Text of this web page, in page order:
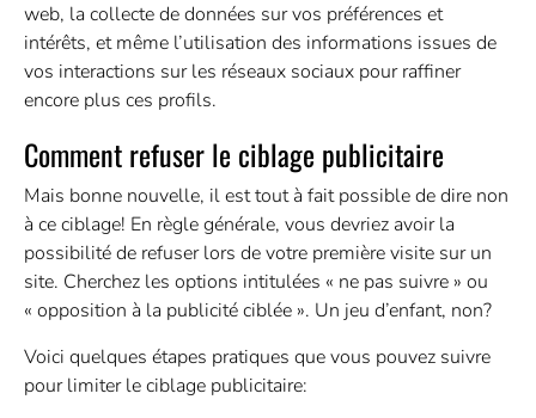
web, la collecte de données sur vos préférences et
intérêts, et même l’utilisation des informations issues de
vos interactions sur les réseaux sociaux pour raffiner
encore plus ces profils.
Comment refuser le ciblage publicitaire
Mais bonne nouvelle, il est tout à fait possible de dire non
à ce ciblage! En règle générale, vous devriez avoir la
possibilité de refuser lors de votre première visite sur un
site. Cherchez les options intitulées « ne pas suivre » ou
« opposition à la publicité ciblée ». Un jeu d’enfant, non?
Voici quelques étapes pratiques que vous pouvez suivre
pour limiter le ciblage publicitaire: